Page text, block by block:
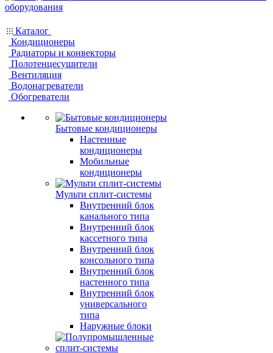
Каталог
Кондиционеры
Радиаторы и конвекторы
Полотенцесушители
Вентиляция
Водонагреватели
Обогреватели
Бытовые кондиционеры
Настенные
кондиционеры
Мобильные
кондиционеры
Мульти сплит-системы
Внутренний блок
канального типа
Внутренний блок
кассетного типа
Внутренний блок
консольного типа
Внутренний блок
настенного типа
Внутренний блок
универсального
типа
Наружные блоки